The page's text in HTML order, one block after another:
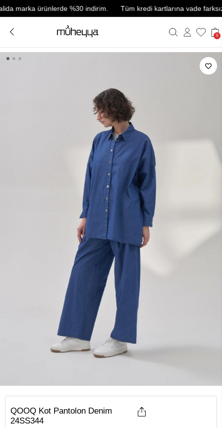
marka ürünlerde %30 indirim. Tüm kredi kartlarına vade farksız 3
0
QOOQ Kot Pantolon Denim
24SS344